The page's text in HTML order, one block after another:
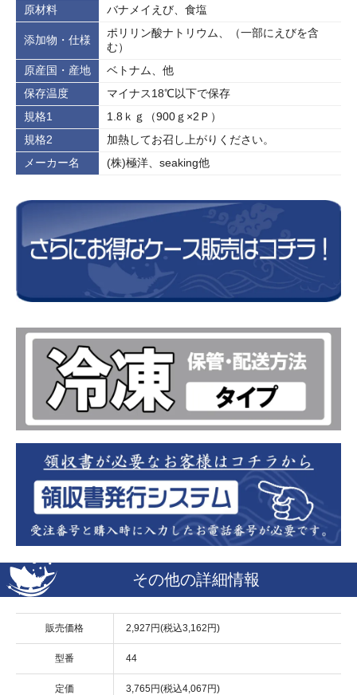
原材料
バナメイえび、食塩
添加物・仕様
ポリリン酸ナトリウム、（一部にえびを含
む）
原産国・産地
ベトナム、他
保存温度
マイナス18℃以下で保存
規格1
1.8ｋｇ（900ｇ×2Ｐ）
規格2
加熱してお召し上がりください。
メーカー名
(株)極洋、seaking他
その他の詳細情報
販売価格 2,927円(税込3,162円)
型番 44
定価 3,765円(税込4,067円)